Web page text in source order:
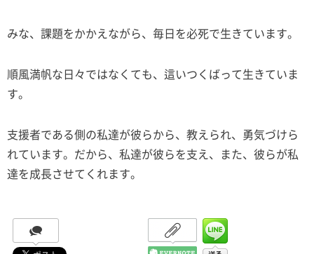
みな、課題をかかえながら、毎日を必死で生きています。
順風満帆な日々ではなくても、這いつくばって生きていま
す。
支援者である側の私達が彼らから、教えられ、勇気づけら
れています。だから、私達が彼らを支え、また、彼らが私
達を成長させてくれます。